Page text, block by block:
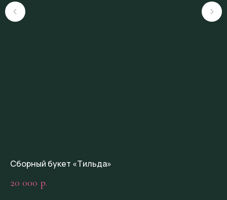
Сборный букет «Тильда»
20 000 р.